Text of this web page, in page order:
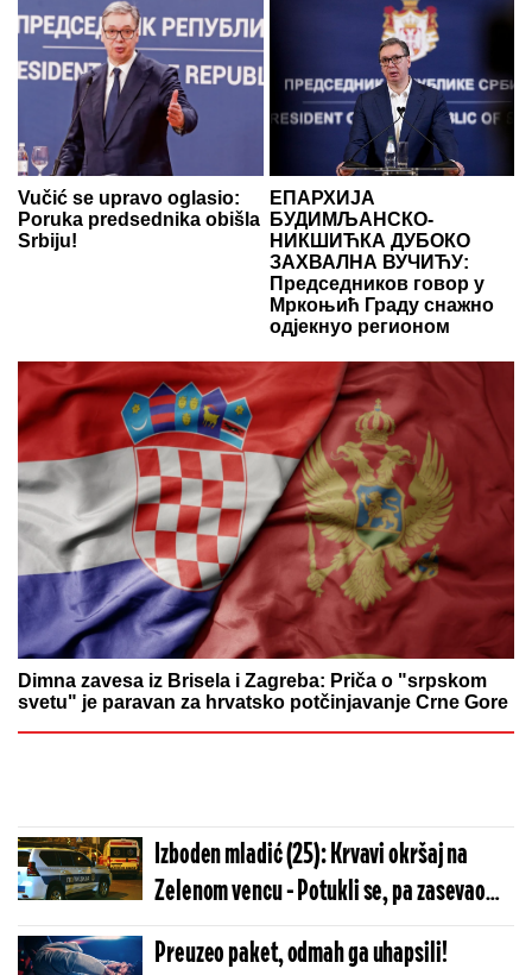
Vučić se upravo oglasio:
Poruka predsednika obišla
Srbiju!
ЕПАРХИЈА
БУДИМЉАНСКО-
НИКШИЋКА ДУБОКО
ЗАХВАЛНА ВУЧИЋУ:
Председников говор у
Мркоњић Граду снажно
одјекнуо регионом
Dimna zavesa iz Brisela i Zagreba: Priča o "srpskom
svetu" je paravan za hrvatsko potčinjavanje Crne Gore
Izboden mladić (25): Krvavi okršaj na
Zelenom vencu - Potukli se, pa zasevao
nož
Preuzeo paket, odmah ga uhapsili!